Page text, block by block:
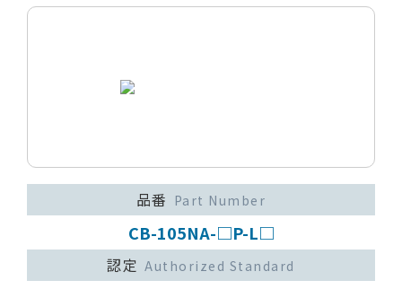
品番 Part Number
CB-105NA-□P-L□
認定 Authorized Standard